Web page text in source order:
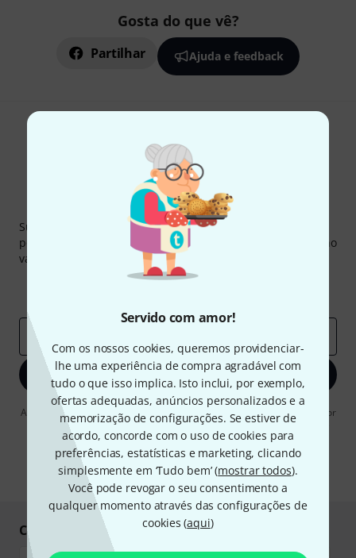
Servido com amor!
Com os nossos cookies, queremos providenciar-
lhe uma experiência de compra agradável com
tudo o que isso implica. Isto inclui, por exemplo,
ofertas adequadas, anúncios personalizados e a
memorização de configurações. Se estiver de
acordo, concorde com o uso de cookies para
preferências, estatísticas e marketing, clicando
simplesmente em ‘Tudo bem’ (mostrar todos).
Você pode revogar o seu consentimento a
qualquer momento através das configurações de
cookies (aqui)
Gosta do que vê?
Partilhar Ajuda e feedback
Newsletter Thomann
Subscreva a Newsletter da Thomann em inglês e com um
pouco de sorte você poderá ganhar um dos
no
valor de
Contribuições inspiradoras
Endereço de e-mail
Inscreva-se agora
Ao clicar em "Inscreva-se agora", concordo em receber publicidade por
e-mail. Posso cancelar a assinatura a qualquer momento. Você pode
encontrar mais informações sobre a newsletter na nossadiretriz de
proteção de dados.
* Requeridos
Compre e pague em segurança